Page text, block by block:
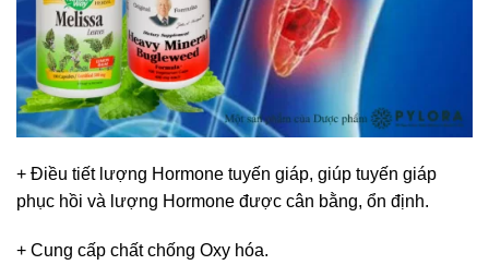
+ Điều tiết lượng Hormone tuyến giáp, giúp tuyến giáp
phục hồi và lượng Hormone được cân bằng, ổn định.
+ Cung cấp chất chống Oxy hóa.